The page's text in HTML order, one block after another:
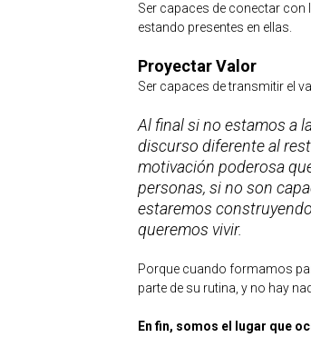
Ser capaces de conectar con
estando presentes en ellas.
Proyectar Valor
Ser capaces de transmitir el
Al final si no estamos a
discurso diferente al
motivación poderosa
personas, si no son
estaremos
queremos vivir.
Porque cuando formamos
parte de su rutina, y no hay
En fin, somos el lugar que